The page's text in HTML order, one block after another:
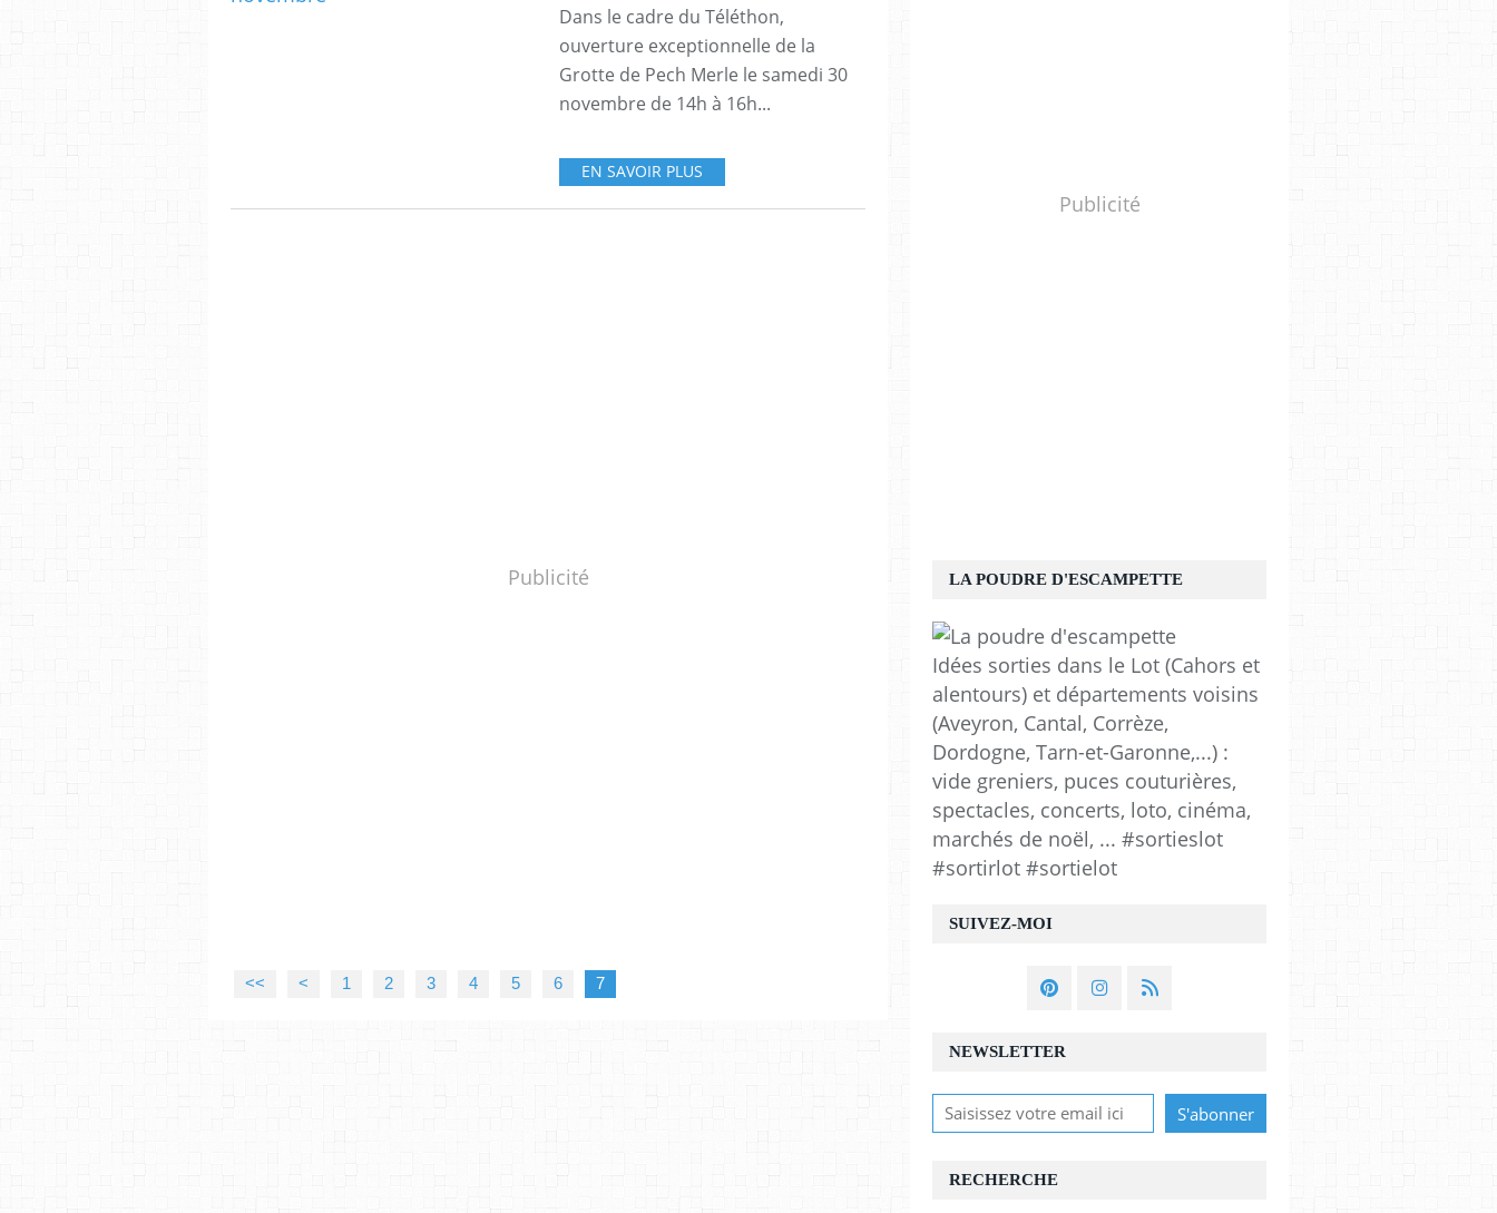
Dans le cadre du Téléthon,
ouverture exceptionnelle de la
Grotte de Pech Merle le samedi 30
novembre de 14h à 16h...
EN SAVOIR PLUS
Publicité
<< < 1 2 3 4 5 6 7
Publicité
NEWSLETTER
SUIVEZ-MOI
RECHERCHE
LA POUDRE D'ESCAMPETTE
Idées sorties dans le Lot (Cahors et
alentours) et départements voisins
(Aveyron, Cantal, Corrèze,
Dordogne, Tarn-et-Garonne,...) :
vide greniers, puces couturières,
spectacles, concerts, loto, cinéma,
marchés de noël, ... #sortieslot
#sortirlot #sortielot